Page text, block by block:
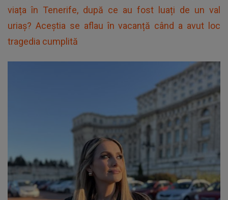
viața în Tenerife, după ce au fost luați de un val
uriaș? Aceștia se aflau în vacanță când a avut loc
tragedia cumplită